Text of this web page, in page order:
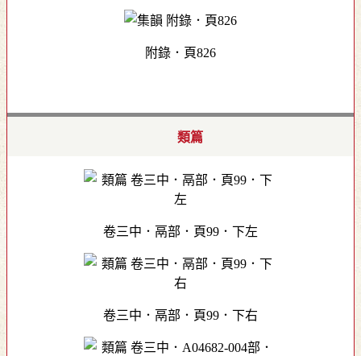
附錄．頁826
類篇
卷三中．鬲部．頁99．下左
卷三中．鬲部．頁99．下右